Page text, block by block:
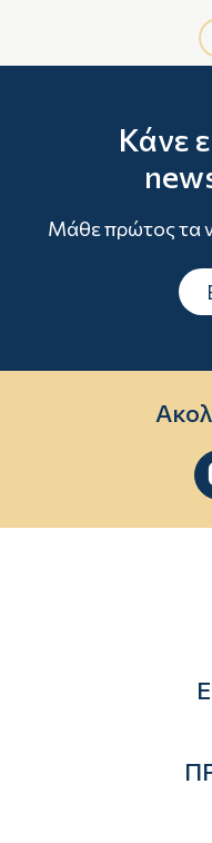
Κάνε
Μάθε πρώτος τα